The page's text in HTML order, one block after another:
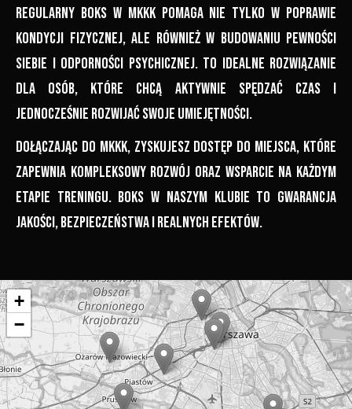
Regularny boks w MKKK pomaga nie tylko w poprawie
kondycji fizycznej, ale również w budowaniu pewności
siebie i odporności psychicznej. To idealne rozwiązanie
dla osób, które chcą aktywnie spędzać czas i
jednocześnie rozwijać swoje umiejętności.
Dołączając do MKKK, zyskujesz dostęp do miejsca, które
zapewnia kompleksowy rozwój oraz wsparcie na każdym
etapie treningu. Boks w naszym klubie to gwarancja
jakości, bezpieczeństwa i realnych efektów.
+
−